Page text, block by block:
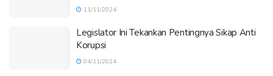
11/11/2024
Legislator Ini Tekankan Pentingnya Sikap Anti
Korupsi
04/11/2024